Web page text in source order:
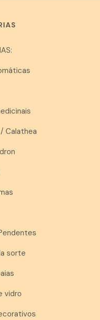
Calathea
sorte
vidro